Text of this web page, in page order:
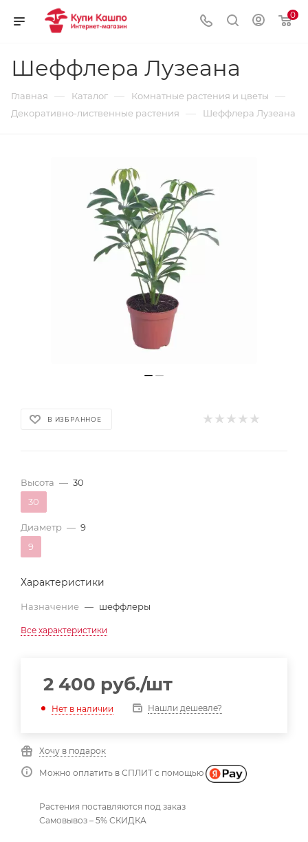
0
Шеффлера Лузеана
Главная — Каталог — Комнатные растения и цветы —
Декоративно-лиственные растения — Шеффлера Лузеана
В ИЗБРАННОЕ
Высота — 30
30
Диаметр — 9
9
Характеристики
Назначение — шеффлеры
Все характеристики
2 400 руб./шт
Нет в наличии Нашли дешевле?
Хочу в подарок
Можно оплатить в СПЛИТ с помощью
Растения поставляются под заказ
Самовывоз – 5% СКИДКА